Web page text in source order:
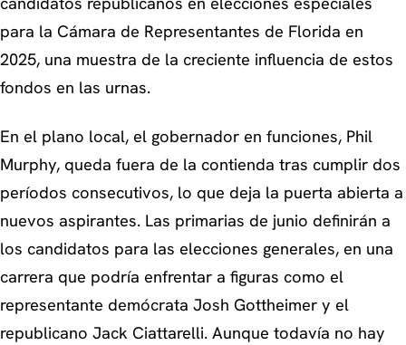
para la Cámara de Representantes de Florida en
2025, una muestra de la creciente influencia de estos
fondos en las urnas.
En el plano local, el gobernador en funciones, Phil
Murphy, queda fuera de la contienda tras cumplir dos
períodos consecutivos, lo que deja la puerta abierta a
nuevos aspirantes. Las primarias de junio definirán a
los candidatos para las elecciones generales, en una
carrera que podría enfrentar a figuras como el
representante demócrata Josh Gottheimer y el
republicano Jack Ciattarelli. Aunque todavía no hay